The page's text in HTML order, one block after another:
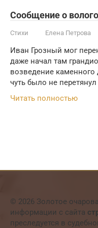
Сообщение о
Стихи Елена Петрова
Иван Грозный мог
даже начал там
возведение каменного
чуть было не
Читать полностью
© 2026 Золотое
информации с сайта
преследуется в